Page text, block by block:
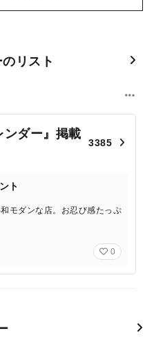
リスト
ンダー』掲載
3385
ト
モダンな店。お忍び感たっぷ
0